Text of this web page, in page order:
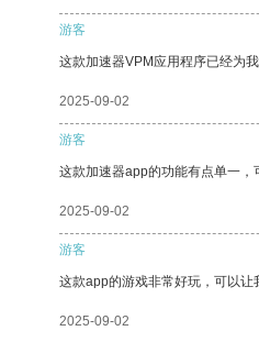
游客
这款加速器VPM应用程序已经为
2025-09-02
游客
这款加速器app的功能有点单一，
2025-09-02
游客
这款app的游戏非常好玩，可以让
2025-09-02